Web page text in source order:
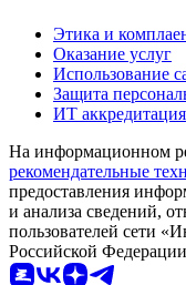
Этика и
Оказание услуг
Использование
Защита
ИТ аккредитация
На информационном
рекомендательные
предоставления
и анализа сведений,
пользователей сети
Российской